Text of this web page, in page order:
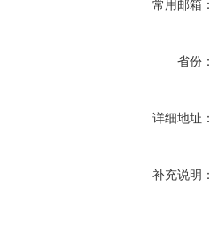
常用邮箱：
省份：
详细地址：
补充说明：